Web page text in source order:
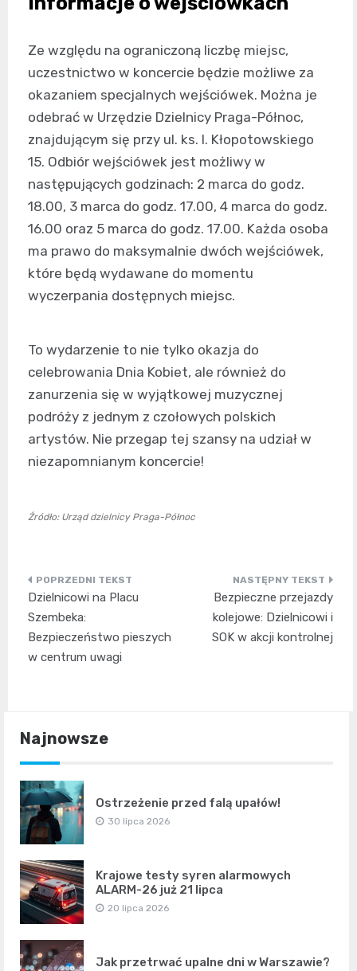
Ze względu na ograniczoną liczbę miejsc,
uczestnictwo w koncercie będzie możliwe za
okazaniem specjalnych wejściówek. Można je
odebrać w Urzędzie Dzielnicy Praga-Północ,
znajdującym się przy ul. ks. I. Kłopotowskiego
15. Odbiór wejściówek jest możliwy w
następujących godzinach: 2 marca do godz.
18.00, 3 marca do godz. 17.00, 4 marca do godz.
16.00 oraz 5 marca do godz. 17.00. Każda osoba
ma prawo do maksymalnie dwóch wejściówek,
które będą wydawane do momentu
wyczerpania dostępnych miejsc.
To wydarzenie to nie tylko okazja do
celebrowania Dnia Kobiet, ale również do
zanurzenia się w wyjątkowej muzycznej
podróży z jednym z czołowych polskich
artystów. Nie przegap tej szansy na udział w
niezapomnianym koncercie!
Źródło: Urząd dzielnicy Praga-Północ
Nawigacja
wpisu
Dzielnicowi na Placu
Szembeka:
Bezpieczeństwo pieszych
w centrum uwagi
Bezpieczne przejazdy
kolejowe: Dzielnicowi i
SOK w akcji kontrolnej
Najnowsze
Ostrzeżenie przed falą upałów!
30 lipca 2026
Krajowe testy syren alarmowych
ALARM-26 już 21 lipca
20 lipca 2026
Jak przetrwać upalne dni w Warszawie?